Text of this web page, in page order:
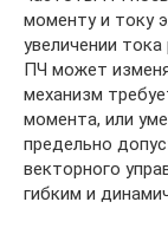
моменту и току
увеличении
ПЧ может
механизм
момента, или
предельно
векторного
гибким и